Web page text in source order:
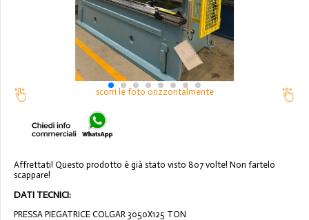
scorri le foto orizzontalmente
Affrettati! Questo prodotto è già stato visto 807 volte! Non fartelo
scappare!
DATI TECNICI:
PRESSA PIEGATRICE COLGAR 3050X125 TON